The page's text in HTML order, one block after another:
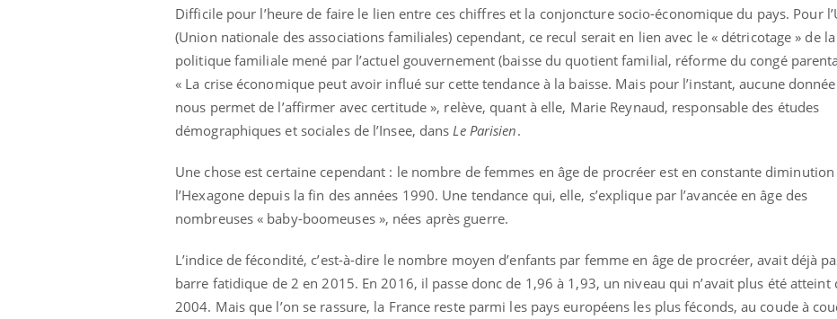
Difficile pour l’heure de faire le lien entre ces chiffres et la conjoncture socio-économique du pays. Pour
(Union nationale des associations familiales) cependant, ce recul serait en lien avec le « détricotage » de la
politique familiale mené par l’actuel gouvernement (baisse du quotient familial, réforme du congé
« La crise économique peut avoir influé sur cette tendance à la baisse. Mais pour l’instant, aucune
nous permet de l’affirmer avec certitude », relève, quant à elle, Marie Reynaud, responsable des études
démographiques et sociales de l’Insee, dans Le Parisien.
Une chose est certaine cependant : le nombre de femmes en âge de procréer est en constante diminution
l’Hexagone depuis la fin des années 1990. Une tendance qui, elle, s’explique par l’avancée en âge des
nombreuses « baby-boomeuses », nées après guerre.
L’indice de fécondité, c’est-à-dire le nombre moyen d’enfants par femme en âge de procréer, avait déjà
barre fatidique de 2 en 2015. En 2016, il passe donc de 1,96 à 1,93, un niveau qui n’avait plus été atteint
2004. Mais que l’on se rassure, la France reste parmi les pays européens les plus féconds, au coude à
Pourquoi manger moins
de protéines pourrait
finalement être bénéfique
Mordue par une tique en
vacances, elle reste dans
le coma pendant 42 jours
Allergies
une nouvelle
les réactions